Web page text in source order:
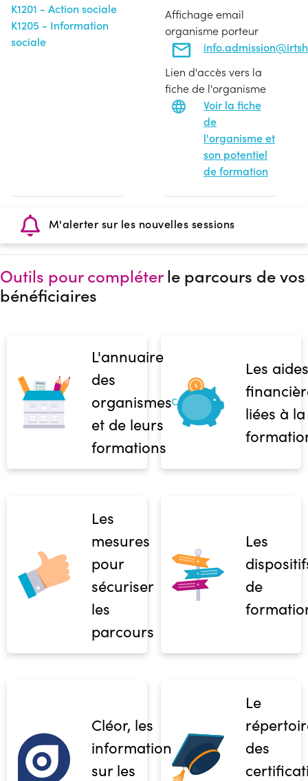
K1201 - Action sociale
K1205 - Information
sociale
Affichage email
organisme porteur
Lien d'accès vers la
fiche de l'organisme
Voir la fiche
de
l'organisme et
son potentiel
de formation
M'alerter sur les nouvelles sessions
Outils pour compléterle parcours de vos
bénéficiaires
L'annuaire
des
organismes
et de leurs
formations
Les aides
liées à la
Les
mesures
pour
sécuriser
les
parcours
Les
de
Cléor, les
informations
sur les
Le
des